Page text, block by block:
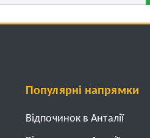
Популярні напрямки
Відпочинок в Анталії